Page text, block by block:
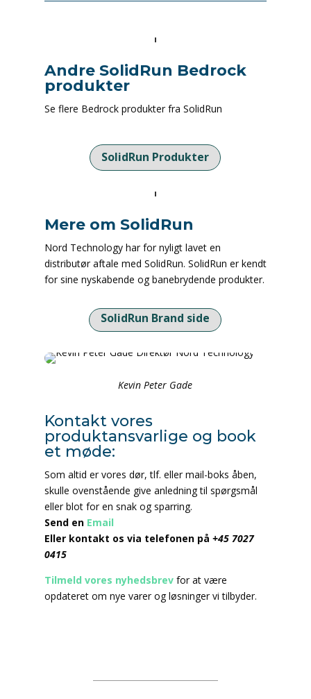
Andre SolidRun Bedrock
produkter
Se flere Bedrock produkter fra SolidRun
SolidRun Produkter
Mere om SolidRun
Nord Technology har for nyligt lavet en
distributør aftale med SolidRun. SolidRun er kendt
for sine nyskabende og banebrydende produkter.
SolidRun Brand side
Kevin Peter Gade
Kontakt vores
produktansvarlige og book
et møde:
Som altid er vores dør, tlf. eller mail-boks åben,
skulle ovenstående give anledning til spørgsmål
eller blot for en snak og sparring.
Send en Email
Eller kontakt os via telefonen på +45 7027
0415
Tilmeld vores nyhedsbrev for at være
opdateret om nye varer og løsninger vi tilbyder.